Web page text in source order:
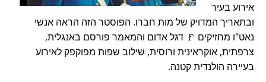
אירוע בעיר
ובתאריך המדויק של מות חברו. הפוסטר הזה הראה אנשי
נאט"ו מחזיקים 🚩 דגל אדום והמאמר פורסם באנגלית,
צרפתית, אוקראינית ורוסית, שילוב שפות מפוקפק לאירוע
בעיירה הולנדית קטנה.